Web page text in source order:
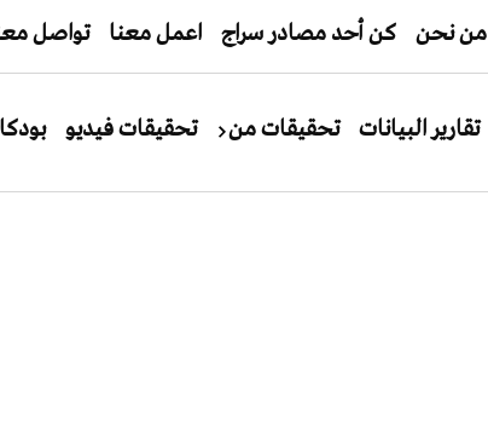
من نحن كن أحد مصادر سراج اعمل معنا تواصل
تقارير البيانات تحقيقات من تحقيقات فيديو